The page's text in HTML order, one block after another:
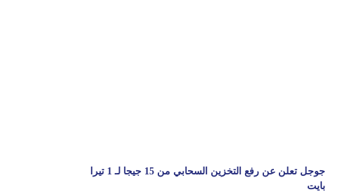
جوجل تعلن عن رفع التخزين السحابي من 15 جيجا لـ 1 تيرا
بايت